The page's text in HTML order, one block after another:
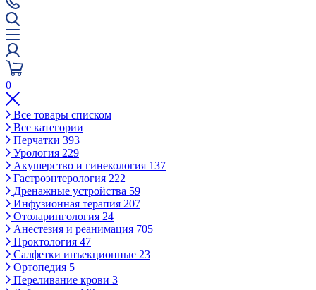
0
Все товары списком
Все категории
Перчатки 393
Урология 229
Акушерство и гинекология 137
Гастроэнтерология 222
Дренажные устройства 59
Инфузионная терапия 207
Отоларингология 24
Анестезия и реанимация 705
Проктология 47
Салфетки инъекционные 23
Ортопедия 5
Переливание крови 3